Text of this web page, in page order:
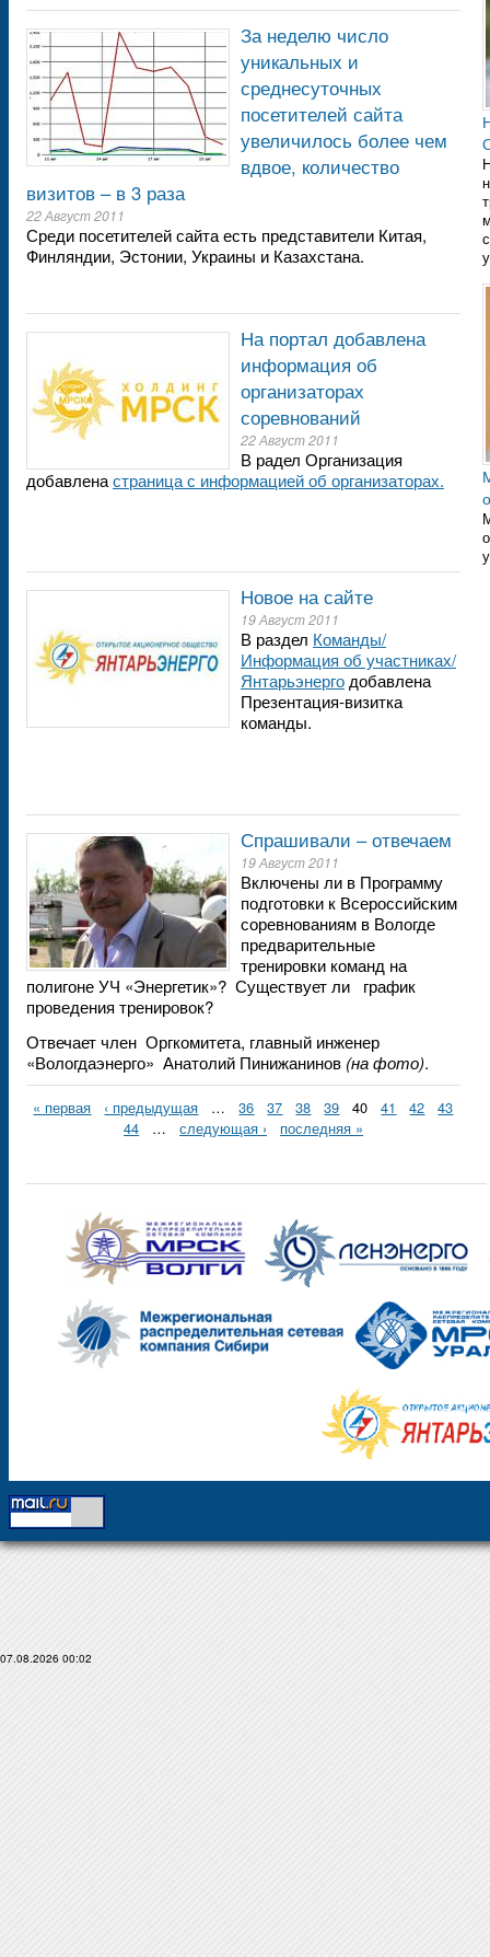
За неделю число
уникальных и
среднесуточных
посетителей сайта
увеличилось более чем
вдвое, количество
визитов – в 3 раза
22 Август 2011
Среди посетителей сайта есть представители Китая,
Финляндии, Эстонии, Украины и Казахстана.
На портал добавлена
информация об
организаторах
соревнований
22 Август 2011
В радел Организация
добавленастраница с информацией об организаторах.
Новое на сайте
19 Август 2011
В раздел Команды/
Информация об участниках/
Янтарьэнерго добавлена
Презентация-визитка
команды.
Спрашивали – отвечаем
19 Август 2011
Включены ли в Программу
подготовки к Всероссийским
соревнованиям в Вологде
предварительные
тренировки команд на
полигоне УЧ «Энергетик»? Существует ли график
проведения тренировок?
Отвечает член Оргкомитета, главный инженер
«Вологдаэнерго» Анатолий Пинижанинов (на фото).
« первая ‹ предыдущая … 36 37 38 39 40 41 42
43
44
… следующая › последняя »
07.08.2026 00:02